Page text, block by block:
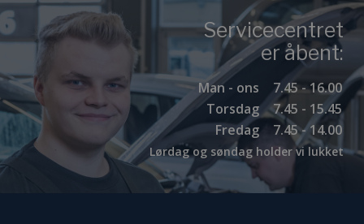
Servicecentret
er åbent:
Man - ons
7.45 - 16.00
Torsdag
7.45 - 15.45
Fredag
7.45 - 14.00
Lørdag og søndag holder vi lukket